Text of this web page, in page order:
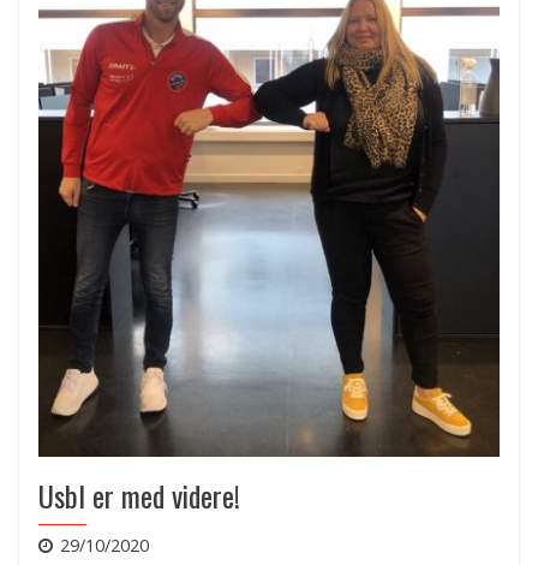
Usbl er med videre!
29/10/2020